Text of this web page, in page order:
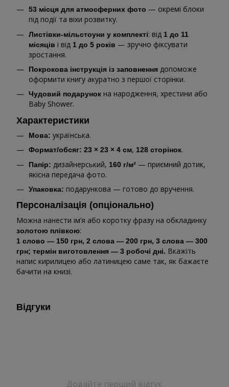
53 місця для атмосферних фото — окремі блоки
під події та віхи розвитку.
Листівки-мільстоуни у комплекті: від 1 до 11
місяців і від 1 до 5 років — зручно фіксувати
зростання.
Покрокова інструкція із заповнення допоможе
оформити книгу акуратно з першої сторінки.
Чудовий подарунок на народження, хрестини або
Baby Shower.
Характеристики
Мова: українська.
Формат/обсяг: 23 × 23 × 4 см, 128 сторінок.
Папір: дизайнерський, 160 г/м² — приємний дотик,
якісна передача фото.
Упаковка: подарункова — готово до вручення.
Персоналізація (опціонально)
Можна нанести ім’я або коротку фразу на обкладинку
золотою плівкою:
1 слово — 150 грн, 2 слова — 200 грн, 3 слова — 300
грн; термін виготовлення — 3 робочі дні. Вкажіть
напис кирилицею або латиницею саме так, як бажаєте
бачити на книзі.
Відгуки
Додайте перший відгук